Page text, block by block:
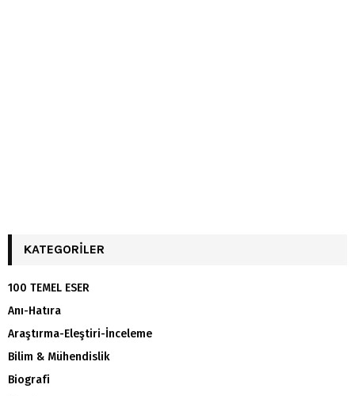
KATEGORILER
100 TEMEL ESER
Anı-Hatıra
Araştırma-Eleştiri-İnceleme
Bilim & Mühendislik
Biografi